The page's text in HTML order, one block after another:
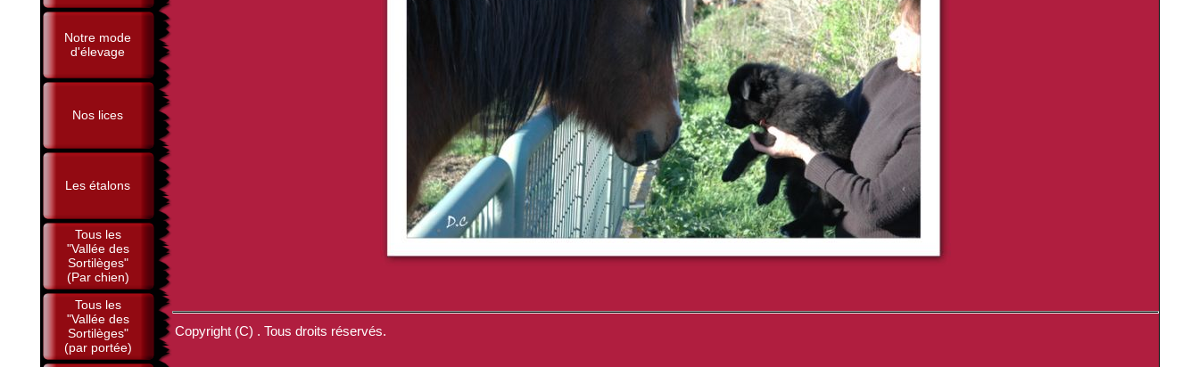
Notre mode
d'élevage
Nos lices
Les étalons
Tous les
"Vallée des
Sortilèges"
(Par chien)
Tous les
"Vallée des
Sortilèges"
(par portée)
Copyright (C) . Tous droits réservés.